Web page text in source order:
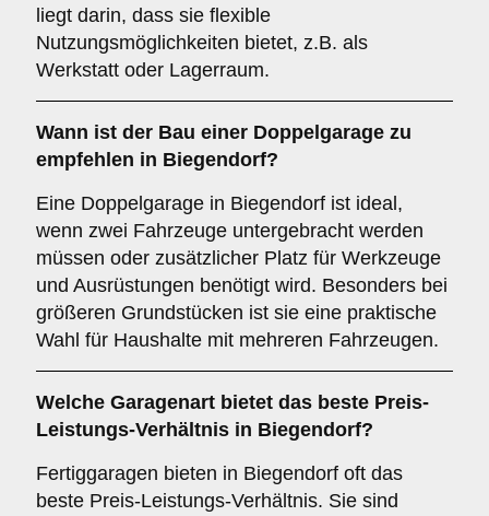
liegt darin, dass sie flexible
Nutzungsmöglichkeiten bietet, z.B. als
Werkstatt oder Lagerraum.
Wann ist der Bau einer Doppelgarage zu
empfehlen in Biegendorf?
Eine Doppelgarage in Biegendorf ist ideal,
wenn zwei Fahrzeuge untergebracht werden
müssen oder zusätzlicher Platz für Werkzeuge
und Ausrüstungen benötigt wird. Besonders bei
größeren Grundstücken ist sie eine praktische
Wahl für Haushalte mit mehreren Fahrzeugen.
Welche Garagenart bietet das beste Preis-
Leistungs-Verhältnis in Biegendorf?
Fertiggaragen bieten in Biegendorf oft das
beste Preis-Leistungs-Verhältnis. Sie sind